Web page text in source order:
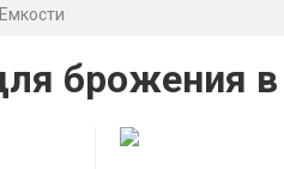
Емкости
брожения в